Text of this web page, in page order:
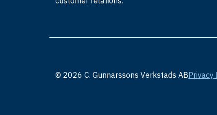
© 2026 C. Gunnarssons Verkstads ABPrivacy